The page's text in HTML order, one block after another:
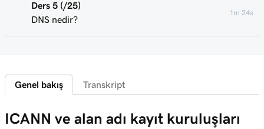
Ders 5 (/25)
DNS nedir?
1m 24s
Ders 7 (/25)
Ders 8 (/25)
Genel bakış Transkript
ICANN ve alan adı kayıt kuruluşları